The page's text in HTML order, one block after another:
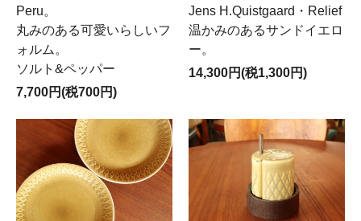
Peru。
丸みのある可愛いらしいフ
ォルム。
ソルト&ペッパー
7,700円(税700円)
Jens H.Quistgaard・Relief
温かみのあるサンドイエロ
ー。
14,300円(税1,300円)